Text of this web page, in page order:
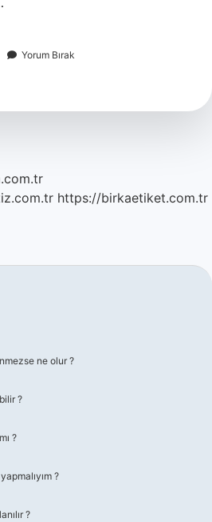
Yorum Bırak
https://birkaetiket.com.tr
ne olur ?
?
?
?
?